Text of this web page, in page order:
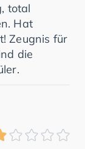
total
Hat
Zeugnis für
die